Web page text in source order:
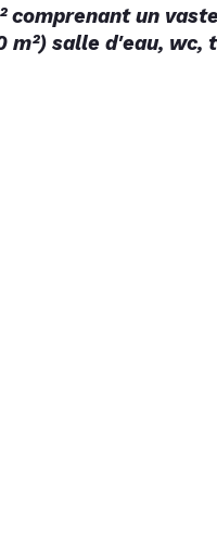
comprenant un
m²) salle d'eau, wc,